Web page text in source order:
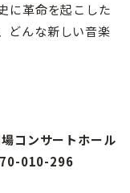
に革命を起こした
どんな新しい音楽
コンサートホール
010-296